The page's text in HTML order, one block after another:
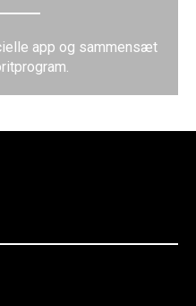
app og sammensæt